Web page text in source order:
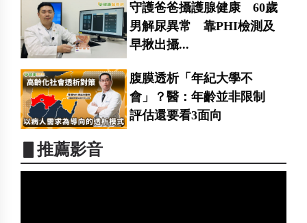
守護爸爸攝護腺健康 60歲
男解尿異常 靠PHI檢測及
早揪出攝...
腹膜透析「年紀大學不
會」？醫：年齡並非限制
評估還要看3面向
▋推薦影音